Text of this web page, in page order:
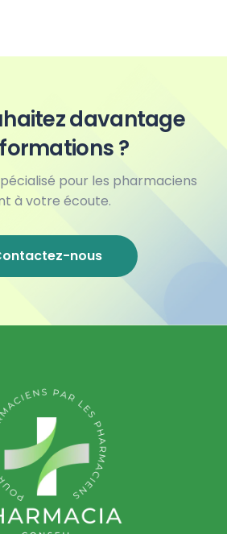
davantage
?
pour les pharmaciens
à votre écoute.
nous